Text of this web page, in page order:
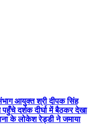
आयुक्त श्री दीपक सिंह
दर्शक दीर्घा में बैठकर देखा
के लोकेश रेड्डी ने जमाया